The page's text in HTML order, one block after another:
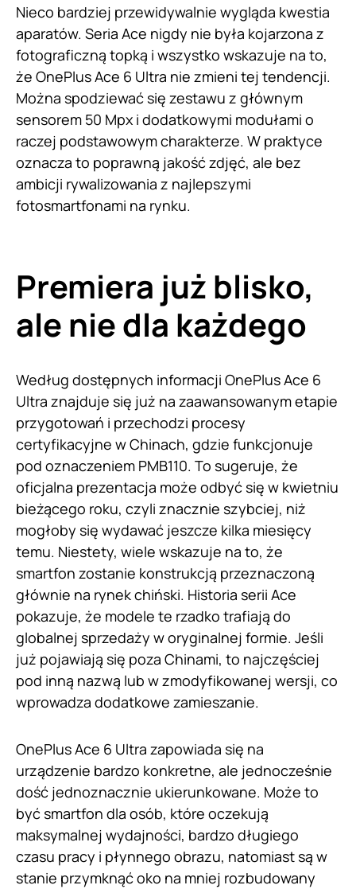
Nieco bardziej przewidywalnie wygląda kwestia
aparatów. Seria Ace nigdy nie była kojarzona z
fotograficzną topką i wszystko wskazuje na to,
że OnePlus Ace 6 Ultra nie zmieni tej tendencji.
Można spodziewać się zestawu z głównym
sensorem 50 Mpx i dodatkowymi modułami o
raczej podstawowym charakterze. W praktyce
oznacza to poprawną jakość zdjęć, ale bez
ambicji rywalizowania z najlepszymi
fotosmartfonami na rynku.
Premiera już blisko,
ale nie dla każdego
Według dostępnych informacji OnePlus Ace 6
Ultra znajduje się już na zaawansowanym etapie
przygotowań i przechodzi procesy
certyfikacyjne w Chinach, gdzie funkcjonuje
pod oznaczeniem PMB110. To sugeruje, że
oficjalna prezentacja może odbyć się w kwietniu
bieżącego roku, czyli znacznie szybciej, niż
mogłoby się wydawać jeszcze kilka miesięcy
temu. Niestety, wiele wskazuje na to, że
smartfon zostanie konstrukcją przeznaczoną
głównie na rynek chiński. Historia serii Ace
pokazuje, że modele te rzadko trafiają do
globalnej sprzedaży w oryginalnej formie. Jeśli
już pojawiają się poza Chinami, to najczęściej
pod inną nazwą lub w zmodyfikowanej wersji, co
wprowadza dodatkowe zamieszanie.
OnePlus Ace 6 Ultra zapowiada się na
urządzenie bardzo konkretne, ale jednocześnie
dość jednoznacznie ukierunkowane. Może to
być smartfon dla osób, które oczekują
maksymalnej wydajności, bardzo długiego
czasu pracy i płynnego obrazu, natomiast są w
stanie przymknąć oko na mniej rozbudowany